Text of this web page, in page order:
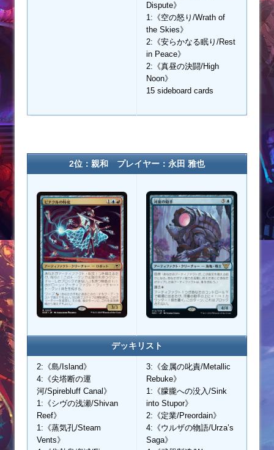
Dispute》
1:《空の怒り/Wrath of
the Skies》
2:《安らかなる眠り/Rest
in Peace》
2:《真昼の決闘/High
Noon》
15 sideboard cards
2位：親和 プレイヤー：永田 雅也
デッキリスト
2:《島/Island》
4:《尖塔断の運
河/Spirebluff Canal》
1:《シヴの浅瀬/Shivan
Reef》
1:《蒸気孔/Steam
Vents》
3:《金属の叱責/Metallic
Rebuke》
1:《朦朧への没入/Sink
into Stupor》
2:《定業/Preordain》
4:《ウルザの物語/Urza’s
Saga》